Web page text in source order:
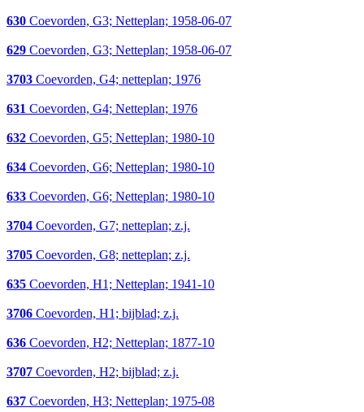
630 Coevorden, G3; Netteplan; 1958-06-07
629 Coevorden, G3; Netteplan; 1958-06-07
3703 Coevorden, G4; netteplan; 1976
631 Coevorden, G4; Netteplan; 1976
632 Coevorden, G5; Netteplan; 1980-10
634 Coevorden, G6; Netteplan; 1980-10
633 Coevorden, G6; Netteplan; 1980-10
3704 Coevorden, G7; netteplan; z.j.
3705 Coevorden, G8; netteplan; z.j.
635 Coevorden, H1; Netteplan; 1941-10
3706 Coevorden, H1; bijblad; z.j.
636 Coevorden, H2; Netteplan; 1877-10
3707 Coevorden, H2; bijblad; z.j.
637 Coevorden, H3; Netteplan; 1975-08